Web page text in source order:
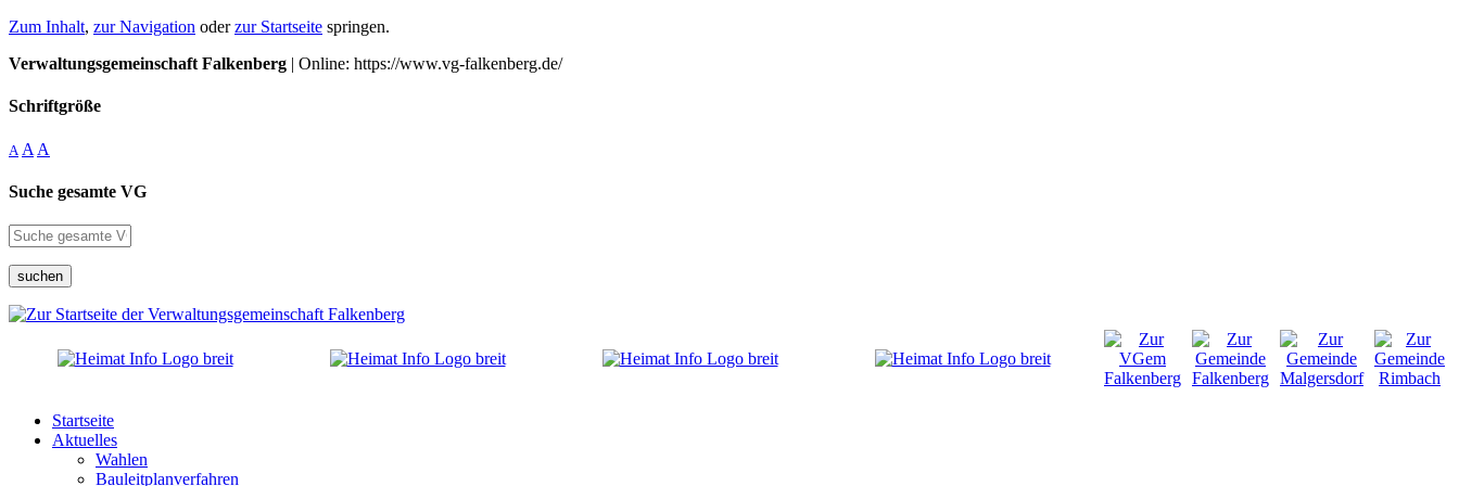
Zum Inhalt, zur Navigation oderzur Startseite springen.
Verwaltungsgemeinschaft Falkenberg | Online: https://www.vg-falkenberg.de/
Schriftgröße
A A A
Suche gesamte VG
suchen
Startseite
Aktuelles
Wahlen
Bauleitplanverfahren